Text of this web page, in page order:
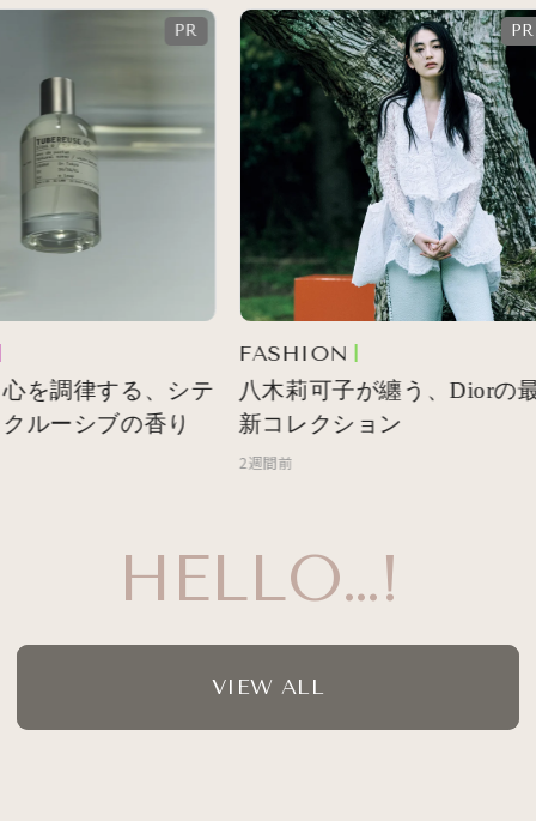
HELLO…!
調律する、シテ
ルーシブの香り
FASHION
八木莉可子が纏う、Diorの最
新コレクション
2週間前
VIEW ALL